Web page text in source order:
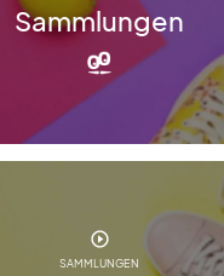
Sammlungen
SAMMLUNGEN